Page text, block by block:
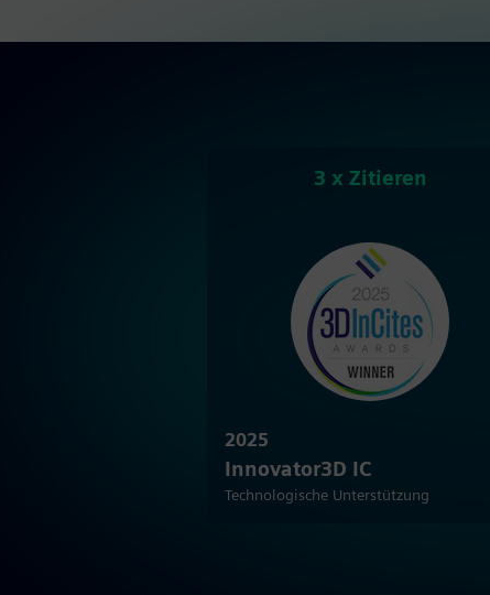
3 x Zitieren
2025
Innovator3D IC
Technologische Unterstützung